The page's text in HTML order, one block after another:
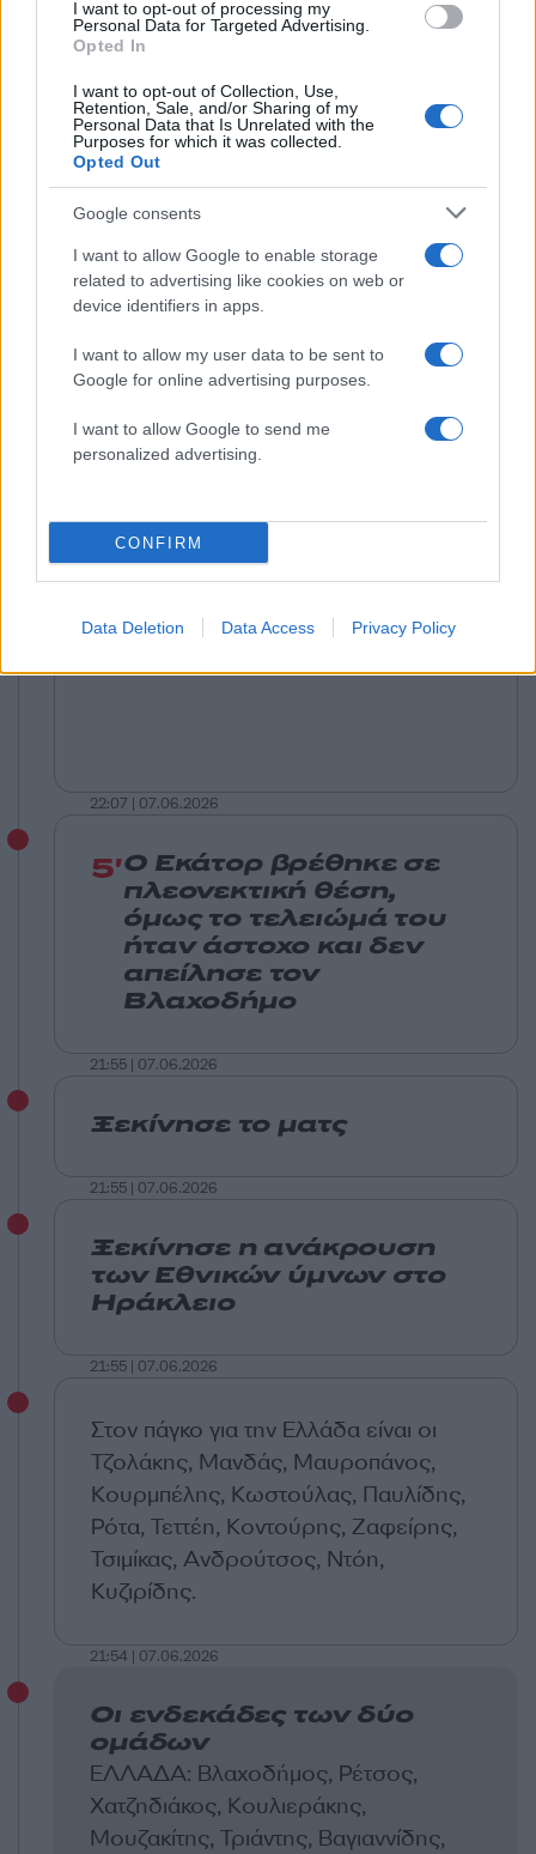
I want to opt-out of processing my
Personal Data for Targeted Advertising.
Opted In
I want to opt-out of Collection, Use,
Retention, Sale, and/or Sharing of my
Personal Data that Is Unrelated with the
Purposes for which it was collected.
Opted Out
Google consents
I want to allow Google to enable storage
related to advertising like cookies on web or
device identifiers in apps.
I want to allow my user data to be sent to
Google for online advertising purposes.
I want to allow Google to send me
personalized advertising.
CONFIRM
Data Deletion Data Access Privacy Policy
τον Εσπόζιτο, 0-1 το
σκορ
κυκλοφόρησε την μπάλα από
αριστερά και την έφερε στον
Εσπόζιτο μέσα στην περιοχή,
εκείνος κατέβασε και εκτέλεσε με
το δεξί νικώντας τον Βλαχοδήμο
22:07 | 07.06.2026
22:07 | 07.06.2026
5'Ο Εκάτορ βρέθηκε σε
πλεονεκτική θέση,
όμως το τελειώμά του
ήταν άστοχο και δεν
απείλησε τον
Βλαχοδήμο
21:55 | 07.06.2026
Ξεκίνησε το ματς
21:55 | 07.06.2026
Ξεκίνησε η ανάκρουση
των Εθνικών ύμνων στο
Ηράκλειο
21:55 | 07.06.2026
Στον πάγκο για την Ελλάδα είναι οι
Τζολάκης, Μανδάς, Μαυροπάνος,
Κουρμπέλης, Κωστούλας, Παυλίδης,
Ρότα, Τεττέη, Κοντούρης, Ζαφείρης,
Τσιμίκας, Ανδρούτσος, Ντόη,
Κυζιρίδης.
21:54 | 07.06.2026
Οι ενδεκάδες των δύο
ομάδων
ΕΛΛΑΔΑ: Βλαχοδήμος, Ρέτσος,
Χατζηδιάκος, Κουλιεράκης,
Μουζακίτης, Τριάντης, Βαγιαννίδης,